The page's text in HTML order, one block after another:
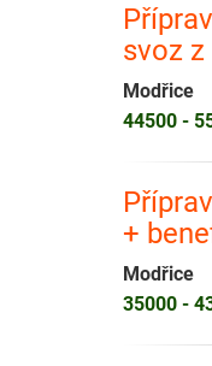
svoz
Modřice
44500 -
+
Modřice
35000 -